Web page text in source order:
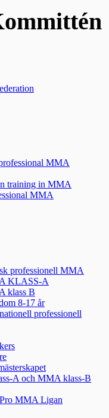
MMA
training in MMA
MMA
professionell MMA
KLASS-A
klass B
8-17 år
professionell
A och MMA klass-B
MMA Ligan